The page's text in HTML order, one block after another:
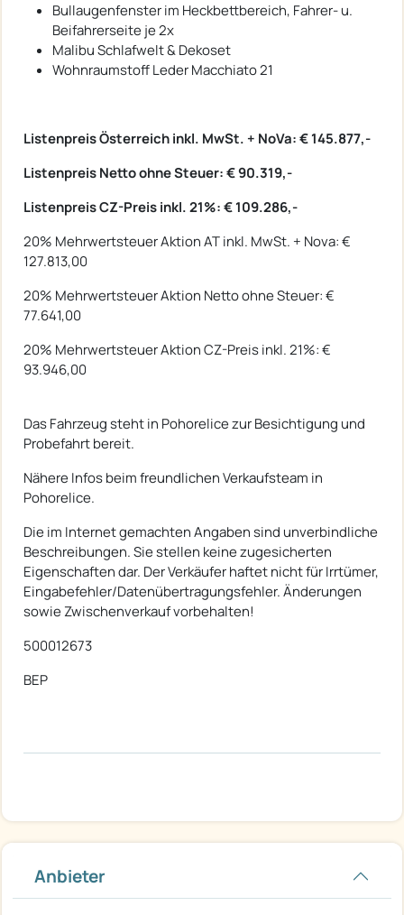
Bullaugenfenster im Heckbettbereich, Fahrer- u.
Beifahrerseite je 2x
Malibu Schlafwelt & Dekoset
Wohnraumstoff Leder Macchiato 21
Listenpreis Österreich inkl. MwSt. + NoVa: € 145.877,-
Listenpreis Netto ohne Steuer: € 90.319,-
Listenpreis CZ-Preis inkl. 21%: € 109.286,-
20% Mehrwertsteuer Aktion AT inkl. MwSt. + Nova: €
127.813,00
20% Mehrwertsteuer Aktion Netto ohne Steuer: €
77.641,00
20% Mehrwertsteuer Aktion CZ-Preis inkl. 21%: €
93.946,00
Das Fahrzeug steht in Pohorelice zur Besichtigung und
Probefahrt bereit.
Nähere Infos beim freundlichen Verkaufsteam in
Pohorelice.
Die im Internet gemachten Angaben sind unverbindliche
Beschreibungen. Sie stellen keine zugesicherten
Eigenschaften dar. Der Verkäufer haftet nicht für Irrtümer,
Eingabefehler/Datenübertragungsfehler. Änderungen
sowie Zwischenverkauf vorbehalten!
500012673
BEP
Anbieter